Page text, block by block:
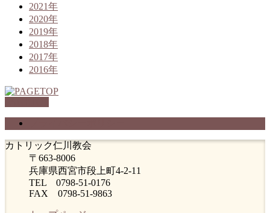
2021年
2020年
2019年
2018年
2017年
2016年
カトリック仁川教会
〒663-8006
兵庫県西宮市段上町4-2-11
TEL 0798-51-0176
FAX 0798-51-9863